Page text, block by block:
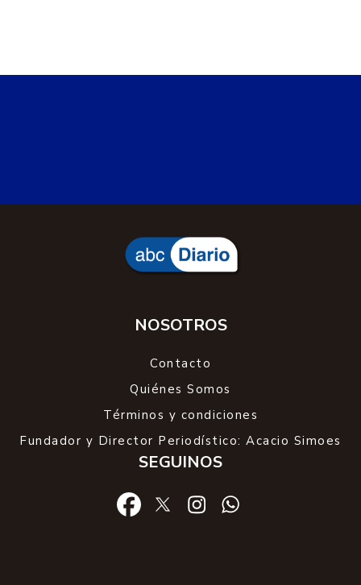
NOSOTROS
Contacto
Quiénes Somos
Términos y condiciones
Fundador y Director Periodístico: Acacio Simoes
SEGUINOS